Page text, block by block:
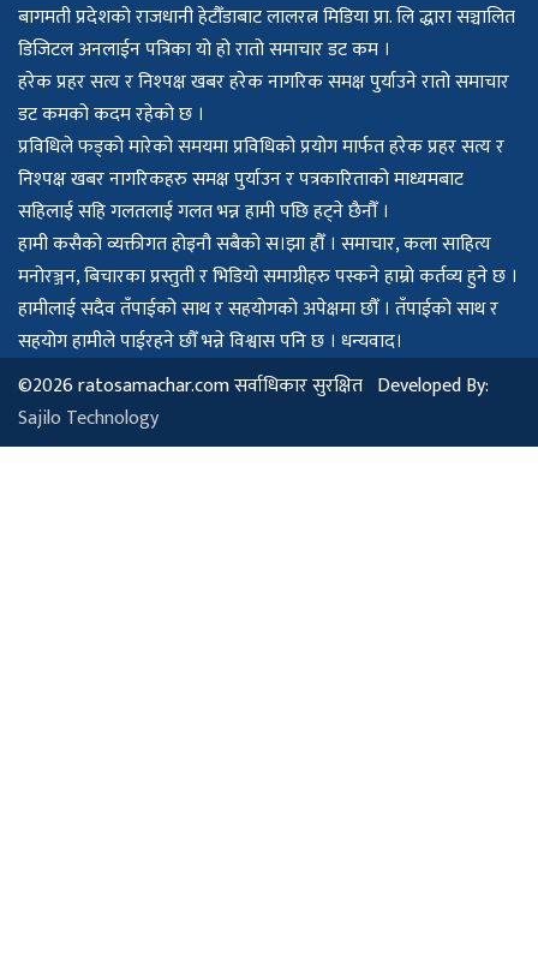
बागमती प्रदेशको राजधानी हेटौँडाबाट लालरत्न मिडिया प्रा. लि द्धारा सञ्चालित
डिजिटल अनलाईन पत्रिका यो हो रातो समाचार डट कम ।
हरेक प्रहर सत्य र निश्पक्ष खबर हरेक नागरिक समक्ष पुर्याउने रातो समाचार
डट कमको कदम रहेको छ ।
प्रविधिले फड्को मारेको समयमा प्रविधिको प्रयोग मार्फत हरेक प्रहर सत्य र
निश्पक्ष खबर नागरिकहरु समक्ष पुर्याउन र पत्रकारिताको माध्यमबाट
सहिलाई सहि गलतलाई गलत भन्न हामी पछि हट्ने छैनौँ ।
हामी कसैको व्यक्तीगत होइनौ सबैको स।झा हौँ । समाचार, कला साहित्य
मनोरञ्जन, बिचारका प्रस्तुती र भिडियो समाग्रीहरु पस्कने हाम्रो कर्तव्य हुने छ ।
हामीलाई सदैव तँपाईको साथ र सहयोगको अपेक्षमा छौँ । तँपाईको साथ र
सहयोग हामीले पाईरहने छौँ भन्ने विश्वास पनि छ । धन्यवाद।
©2026 ratosamachar.com सर्वाधिकार सुरक्षित Developed By:
Sajilo Technology